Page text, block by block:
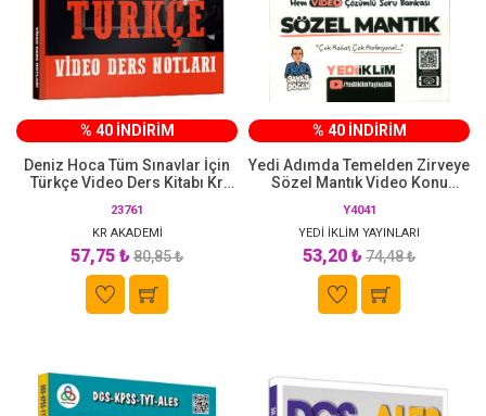
% 40 İNDİRİM
Deniz Hoca Tüm Sınavlar İçin
Türkçe Video Ders Kitabı Kr
23761
KR AKADEMİ
57,75 ₺80,85 ₺
% 40 İNDİRİM
Yedi Adımda Temelden Zirveye
Sözel Mantık Video Konu
Bankası Yediiklim Yayınları
Y4041
YEDİ İKLİM YAYINLARI
53,20 ₺74,48 ₺